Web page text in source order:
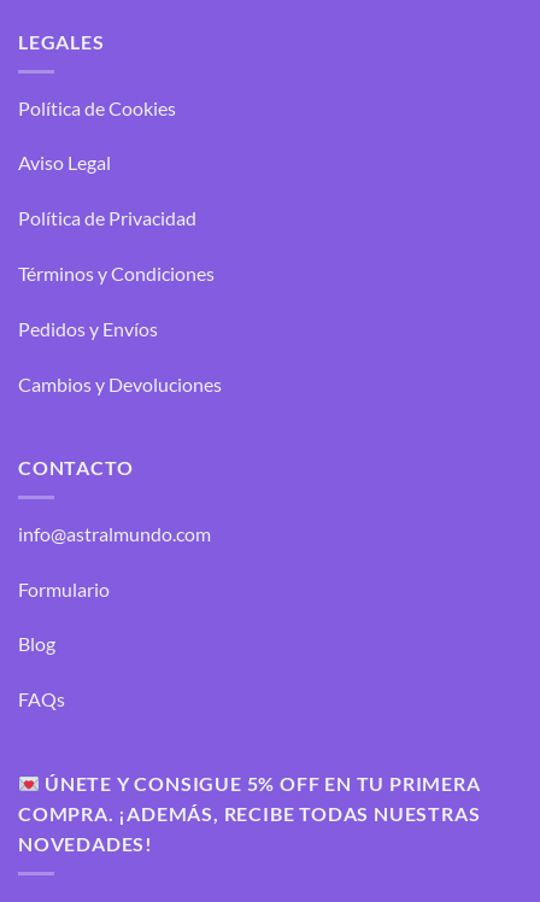
LEGALES
Política de Cookies
Aviso Legal
Política de Privacidad
Términos y Condiciones
Pedidos y Envíos
Cambios y Devoluciones
CONTACTO
info@astralmundo.com
Formulario
Blog
FAQs
ÚNETE Y CONSIGUE 5% OFF EN TU PRIMERA
COMPRA. ¡ADEMÁS, RECIBE TODAS NUESTRAS
NOVEDADES!